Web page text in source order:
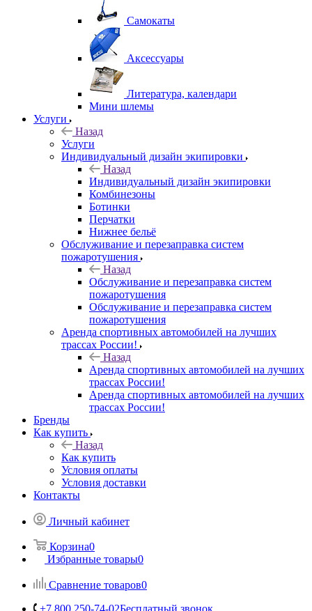
Самокаты
Аксессуары
Литература, календари
Мини шлемы
Услуги
Назад
Услуги
Индивидуальный дизайн экипировки
Назад
Индивидуальный дизайн экипировки
Комбинезоны
Ботинки
Перчатки
Нижнее бельё
Обслуживание и перезаправка систем
пожаротушения
Назад
Обслуживание и перезаправка систем
пожаротушения
Обслуживание и перезаправка систем
пожаротушения
Аренда спортивных автомобилей на лучших
трассах России!
Назад
Аренда спортивных автомобилей на лучших
трассах России!
Аренда спортивных автомобилей на лучших
трассах России!
Бренды
Как купить
Назад
Как купить
Условия оплаты
Условия доставки
Контакты
Личный кабинет
Корзина0
Избранные товары0
Сравнение товаров0
+7 800 250-74-02Бесплатный звонок